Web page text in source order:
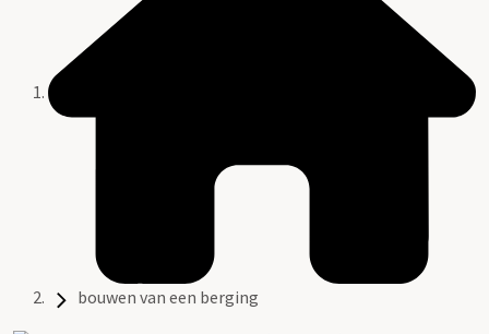
bouwen van een berging